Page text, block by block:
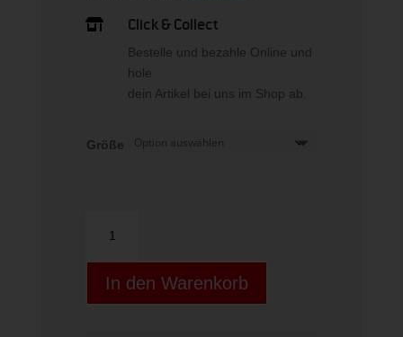
 Click & Collect
Bestelle und bezahle Online und
hole
dein Artikel bei uns im Shop ab.
Größe
DIVING
ANIMALS
Menge
In den Warenkorb